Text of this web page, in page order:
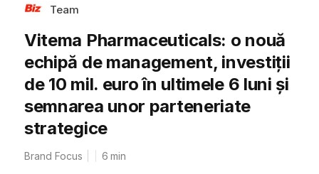
Team
Vitema Pharmaceuticals: o nouă
echipă de management, investiții
de 10 mil. euro în ultimele 6 luni și
semnarea unor parteneriate
strategice
Brand Focus 6 min